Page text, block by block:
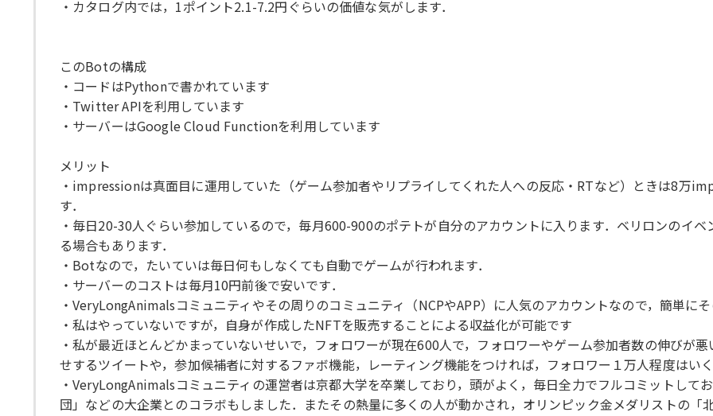
・カタログ内では，1ポイント2.1-7.2円ぐらいの価値な気がします．
このBotの構成
・コードはPythonで書かれています
・Twitter APIを利用しています
・サーバーはGoogle Cloud Functionを利用しています
メリット
・impressionは真面目に運用していた（ゲーム参加者やリプライしてくれた人への反応・RTなど）ときは8万
す．
・毎日20-30人ぐらい参加しているので，毎月600-900のポテトが自分のアカウントに入ります．ベリロンのイ
る場合もあります．
・Botなので，たいていは毎日何もしなくても自動でゲームが行われます．
・サーバーのコストは毎月10円前後で安いです．
・VeryLongAnimalsコミュニティやその周りのコミュニティ（NCPやAPP）に人気のアカウントなので，簡単にそ
・私はやっていないですが，自身が作成したNFTを販売することによる収益化が可能です
・私が最近ほとんどかまっていないせいで，フォロワーが現在600人で，フォロワーやゲーム参加者数の伸びが
せするツイートや，参加候補者に対するファボ機能，レーティング機能をつければ，フォロワー１万人程度はい
・VeryLongAnimalsコミュニティの運営者は京都大学を卒業しており，頭がよく，毎日全力でフルコミットし
団」などの大企業とのコラボもしました．またその熱量に多くの人が動かされ，オリンピック金メダリストの「